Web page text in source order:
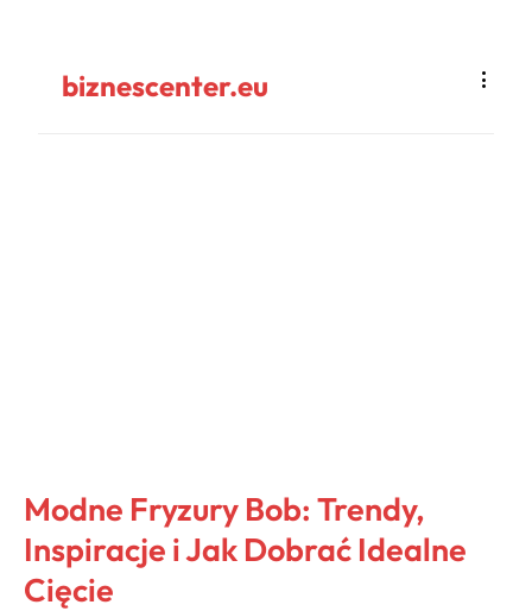
biznescenter.eu
Modne Fryzury Bob: Trendy,
Inspiracje i Jak Dobrać Idealne
Cięcie